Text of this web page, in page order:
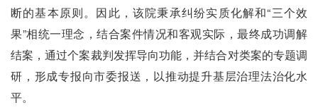
断的基本原则。因此，该院秉承纠纷实质化解和“三个效
果”相统一理念，结合案件情况和客观实际，最终成功调解
结案，通过个案裁判发挥导向功能，并结合对类案的专题调
研，形成专报向市委报送，以推动提升基层治理法治化水
平。